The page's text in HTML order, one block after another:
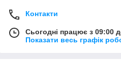
Контакти
Сьогодні працює з 09:00
Показати весь графік